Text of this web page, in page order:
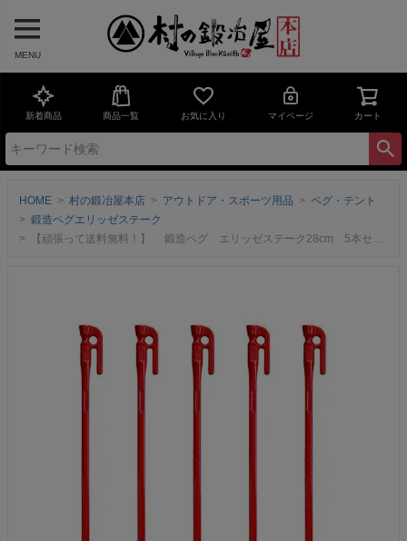
MENU
新着商品 商品一覧 お気に入り マイページ カート
HOME 村の鍛冶屋本店 アウトドア・スポーツ用品
ペグ・テント
鍛造ペグエリッゼステーク
【頑張って送料無料！】 鍛造ペグ エリッゼステーク28cm 5本セット MK-280RD×5本 粉体塗装 レッド 赤 フォージドステークス インナーテントやレジャーシートの固定に便利！ デザインコンペでIDS賞受賞 エリステ